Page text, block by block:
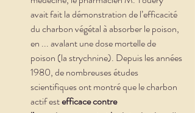
avait fait la démonstration de l’efficacité
du charbon végétal à absorber le poison,
en ... avalant une dose mortelle de
poison (la strychnine). Depuis les années
1980, de nombreuses études
scientifiques ont montré que le charbon
actif est efficace contre